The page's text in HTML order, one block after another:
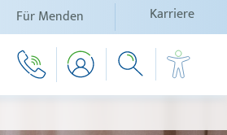
Für Menden Karriere